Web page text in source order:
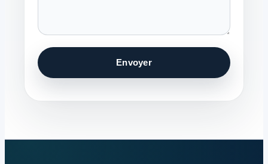
Envoyer